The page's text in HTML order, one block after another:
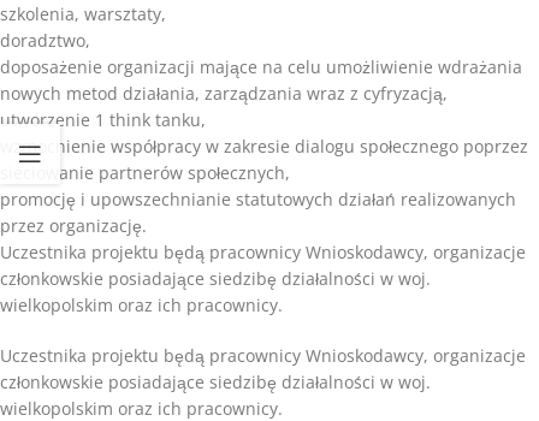
szkolenia, warsztaty,
doradztwo,
doposażenie organizacji mające na celu umożliwienie wdrażania
nowych metod działania, zarządzania wraz z cyfryzacją,
utworzenie 1 think tanku,
wzmocnienie współpracy w zakresie dialogu społecznego poprzez
sieciowanie partnerów społecznych,
promocję i upowszechnianie statutowych działań realizowanych
przez organizację.
Uczestnika projektu będą pracownicy Wnioskodawcy, organizacje
członkowskie posiadające siedzibę działalności w woj.
wielkopolskim oraz ich pracownicy.
Uczestnika projektu będą pracownicy Wnioskodawcy, organizacje
członkowskie posiadające siedzibę działalności w woj.
wielkopolskim oraz ich pracownicy.